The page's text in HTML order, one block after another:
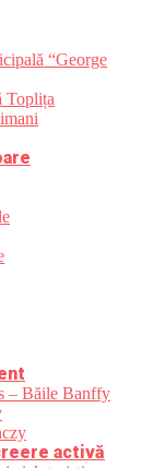
“George
Toplița
– Băile Banffy
activă